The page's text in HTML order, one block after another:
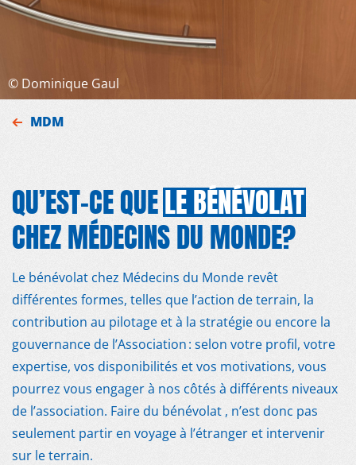
© Dominique Gaul
MDM
QU’EST-CE QUELE BÉNÉVOLAT
CHEZ MÉDECINS DU MONDE?
Le bénévolat chez Médecins du Monde revêt
différentes formes, telles que l’action de terrain, la
contribution au pilotage et à la stratégie ou encore la
gouvernance de l’Association : selon votre profil, votre
expertise, vos disponibilités et vos motivations, vous
pourrez vous engager à nos côtés à différents niveaux
de l’association. Faire du bénévolat , n’est donc pas
seulement partir en voyage à l’étranger et intervenir
sur le terrain.